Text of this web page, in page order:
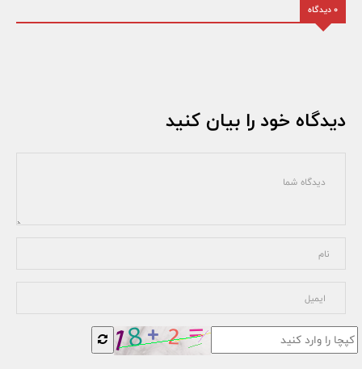
0 دیدگاه
دیدگاه خود را بیان کنید